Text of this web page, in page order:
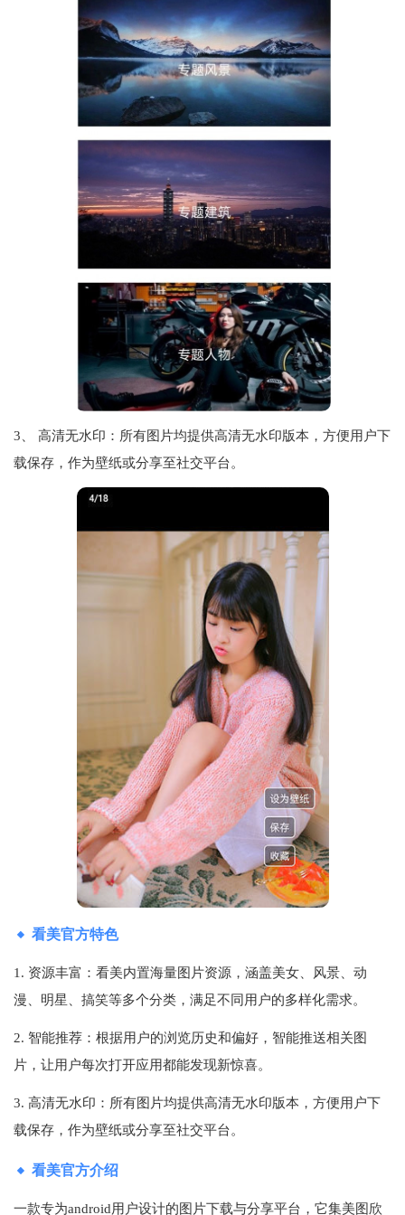
3、 高清无水印：所有图片均提供高清无水印版本，方便用户下
载保存，作为壁纸或分享至社交平台。
看美官方特色
1. 资源丰富：看美内置海量图片资源，涵盖美女、风景、动
漫、明星、搞笑等多个分类，满足不同用户的多样化需求。
2. 智能推荐：根据用户的浏览历史和偏好，智能推送相关图
片，让用户每次打开应用都能发现新惊喜。
3. 高清无水印：所有图片均提供高清无水印版本，方便用户下
载保存，作为壁纸或分享至社交平台。
看美官方介绍
一款专为android用户设计的图片下载与分享平台，它集美图欣